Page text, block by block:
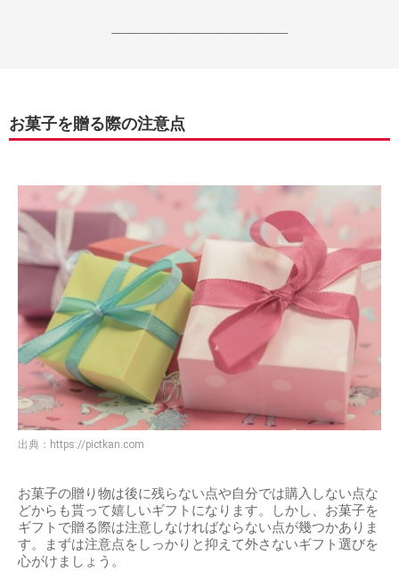
------------------------------------------------------------------
お菓子を贈る際の注意点
出典： https://pictkan.com
お菓子の贈り物は後に残らない点や自分では購入しない点な
どからも貰って嬉しいギフトになります。しかし、お菓子を
ギフトで贈る際は注意しなければならない点が幾つかありま
す。まずは注意点をしっかりと抑えて外さないギフト選びを
心がけましょう。